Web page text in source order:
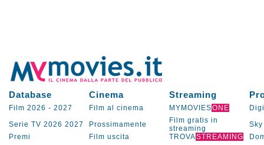
Database Cinema Streaming
Film 2026 - 2027 Film al cinema MYMOVIESONE
Serie TV 2026 2027 Prossimamente
Film gratis in
streaming
Sky
Premi
Film uscita TROVASTREAMING